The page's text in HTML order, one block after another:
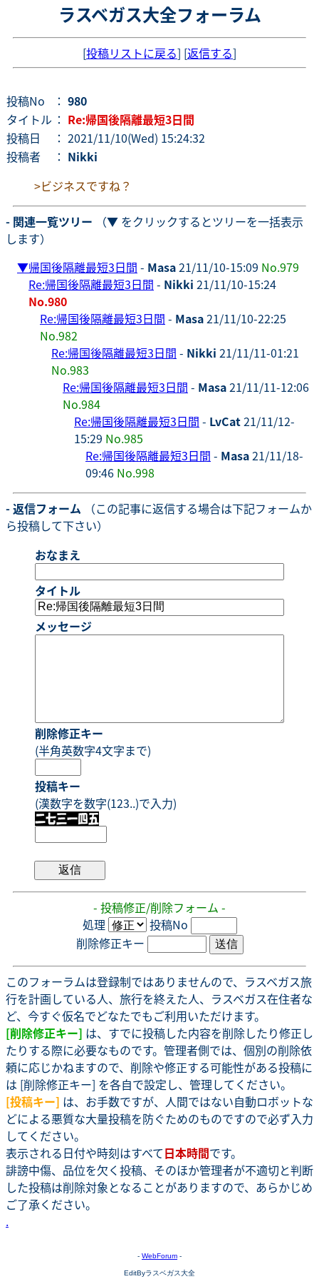
ラスベガス大全フォーラム
[投稿リストに戻る] [返信する]
投稿No ： 980
タイトル ： Re:帰国後隔離最短3日間
投稿日
： 2021/11/10(Wed) 15:24:32
投稿者
： Nikki
>ビジネスですね？
- 関連一覧ツリー （▼ をクリックするとツリーを一括表示
します）
▼帰国後隔離最短3日間 - Masa21/11/10-15:09 No.979
Re:帰国後隔離最短3日間 - Nikki 21/11/10-15:24
No.980
Re:帰国後隔離最短3日間 - Masa21/11/10-22:25
No.982
Re:帰国後隔離最短3日間 - Nikki 21/11/11-01:21
No.983
Re:帰国後隔離最短3日間 - Masa21/11/11-12:06
No.984
Re:帰国後隔離最短3日間 - LvCat21/11/12-
15:29 No.985
Re:帰国後隔離最短3日間 - Masa21/11/18-
09:46 No.998
- 返信フォーム （この記事に返信する場合は下記フォームか
ら投稿して下さい）
おなまえ
タイトル
メッセージ
削除修正キー
(半角英数字4文字まで)
投稿キー
(漢数字を数字(123..)で入力)
- 投稿修正/削除フォーム -
処理
投稿No
削除修正キー
このフォーラムは登録制ではありませんので、ラスベガス旅
行を計画している人、旅行を終えた人、ラスベガス在住者な
ど、今すぐ仮名でどなたでもご利用いただけます。
[削除修正キー] は、すでに投稿した内容を削除したり修正し
たりする際に必要なものです。管理者側では、個別の削除依
頼に応じかねますので、削除や修正する可能性がある投稿に
は [削除修正キー] を各自で設定し、管理してください。
[投稿キー] は、お手数ですが、人間ではない自動ロボットな
どによる悪質な大量投稿を防ぐためのものですので必ず入力
してください。
表示される日付や時刻はすべて日本時間です。
誹謗中傷、品位を欠く投稿、そのほか管理者が不適切と判断
した投稿は削除対象となることがありますので、あらかじめ
ご了承ください。
.
- WebForum -
EditByラスベガス大全